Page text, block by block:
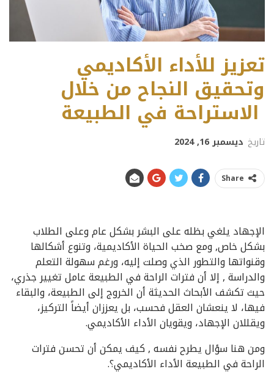
تعزيز للأداء الأكاديمي
وتحقيق النجاح من خلال
الاستراحة في الطبيعة
تاريخ ديسمبر 16, 2024
Share
الإجهاد يلغي بظله على البشر بشكل عام وعلى الطلاب
بشكل خاص, ومع صخب الحياة الأكاديمية، وتنوع أشكالها
وقنواتها والتطور الذي وصلت إليه، ورغم سهولة التعلم
والدراسة , إلا أن فترات الراحة في الطبيعة عامل تغيير جذري،
حيث تكشف الأبحاث الحديثة أن الخروج إلى الطبيعة، والبقاء
فيها، لا ينعشان العقل فحسب، بل يعززان أيضاً التركيز،
ويقللان الإجهاد، ويقويان الأداء الأكاديمي.
ومن هنا سؤال يطرح نفسه , كيف يمكن أن تحسن فترات
الراحة في الطبيعة الأداء الأكاديمي؟.